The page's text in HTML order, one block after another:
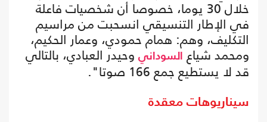
خلال 30 يوما، خصوصا أن شخصيات فاعلة
في الإطار التنسيقي انسحبت من مراسيم
التكليف، وهم: همام حمودي، وعمار الحكيم،
ومحمد شياع السوداني وحيدر العبادي، بالتالي
قد لا يستطيع جمع 166 صوتا".
سيناريوهات معقدة